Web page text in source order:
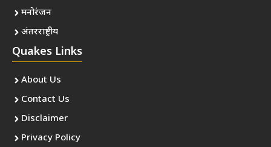
मनोरंजन
अंतरराष्ट्रीय
Quakes Links
About Us
Contact Us
Disclaimer
Privacy Policy